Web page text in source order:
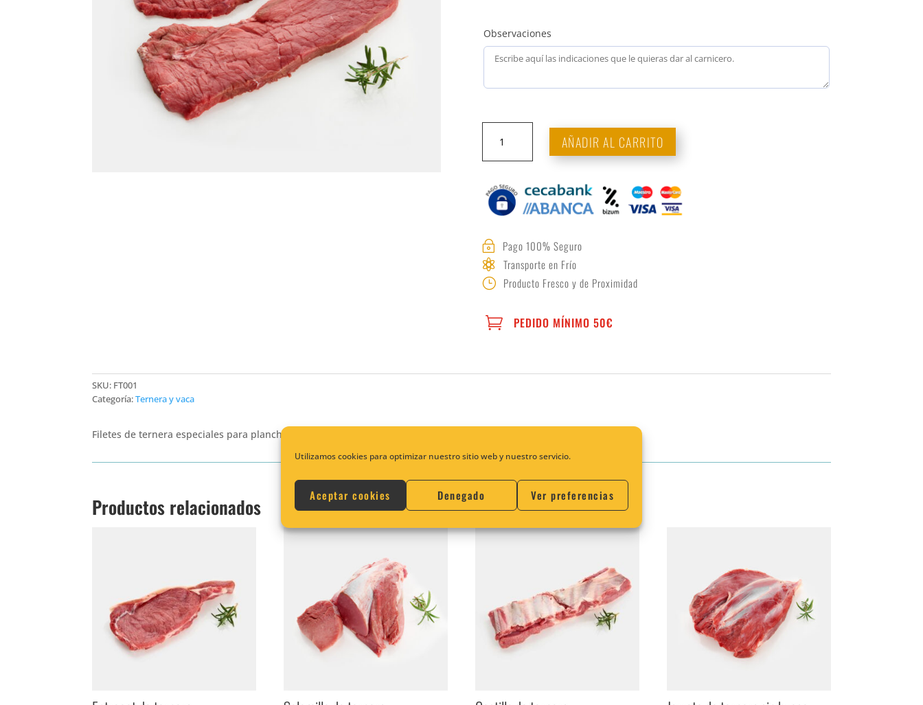
Utilizamos cookies para optimizar nuestro sitio web y nuestro servicio.
Aceptar cookies Denegado Ver preferencias
Observaciones
ternera
AÑADIR AL CARRITO
~ Pago 100% Seguro
 Transporte en Frío
} Producto Fresco y de Proximidad
 PEDIDO MÍNIMO 50€
SKU: FT001
Categoría:Ternera y vaca
Filetes de ternera especiales para plancha o empanar.
Productos relacionados